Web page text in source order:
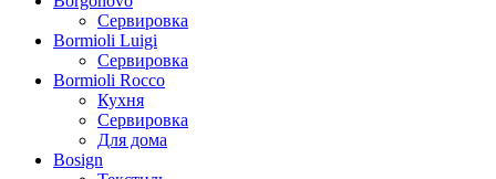
Сервировка
Bormioli Luigi
Сервировка
Bormioli Rocco
Кухня
Сервировка
Для дома
Bosign